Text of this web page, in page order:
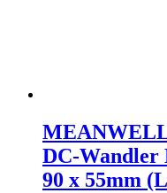
DC-Wandler
90 x 55mm